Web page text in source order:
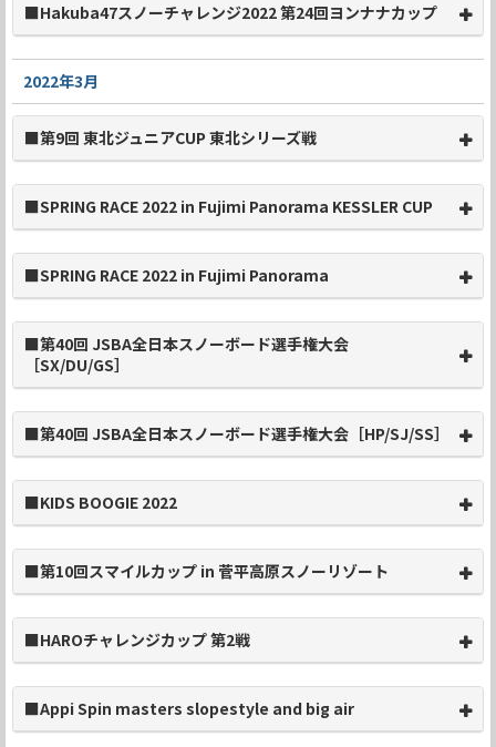
■Hakuba47スノーチャレンジ2022 第24回ヨンナナカップ
2022年3月
■第9回 東北ジュニアCUP 東北シリーズ戦
■SPRING RACE 2022 in Fujimi Panorama KESSLER CUP
■SPRING RACE 2022 in Fujimi Panorama
■第40回 JSBA全日本スノーボード選手権大会
［SX/DU/GS］
■第40回 JSBA全日本スノーボード選手権大会［HP/SJ/SS］
■KIDS BOOGIE 2022
■第10回スマイルカップ in 菅平高原スノーリゾート
■HAROチャレンジカップ 第2戦
■Appi Spin masters slopestyle and big air